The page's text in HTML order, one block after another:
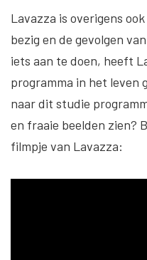
Lavazza is overigens
bezig en de gevolgen
iets aan te doen, heeft
programma in het leven
naar dit studie
en fraaie beelden zien?
filmpje van Lavazza: